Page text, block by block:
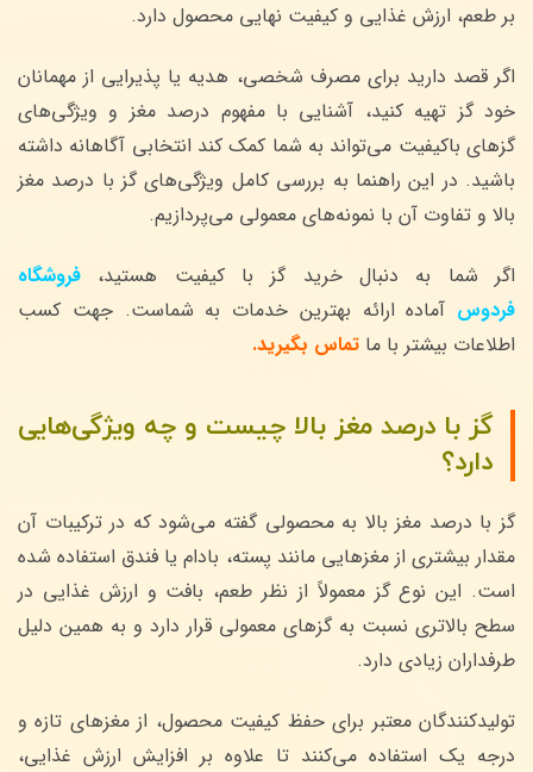
بر طعم، ارزش غذایی و کیفیت نهایی محصول دارد.
اگر قصد دارید برای مصرف شخصی، هدیه یا پذیرایی از مهمانان
خود گز تهیه کنید، آشنایی با مفهوم درصد مغز و ویژگی‌های
گزهای باکیفیت می‌تواند به شما کمک کند انتخابی آگاهانه داشته
باشید. در این راهنما به بررسی کامل ویژگی‌های گز با درصد مغز
بالا و تفاوت آن با نمونه‌های معمولی می‌پردازیم.
اگر شما به دنبال خرید گز با کیفیت هستید، فروشگاه
فردوس آماده ارائه بهترین خدمات به شماست. جهت کسب
اطلاعات بیشتر با ما تماس بگیرید.
گز با درصد مغز بالا چیست و چه ویژگی‌هایی
دارد؟
گز با درصد مغز بالا به محصولی گفته می‌شود که در ترکیبات آن
مقدار بیشتری از مغزهایی مانند پسته، بادام یا فندق استفاده شده
است. این نوع گز معمولاً از نظر طعم، بافت و ارزش غذایی در
سطح بالاتری نسبت به گزهای معمولی قرار دارد و به همین دلیل
طرفداران زیادی دارد.
تولیدکنندگان معتبر برای حفظ کیفیت محصول، از مغزهای تازه و
درجه یک استفاده می‌کنند تا علاوه بر افزایش ارزش غذایی،